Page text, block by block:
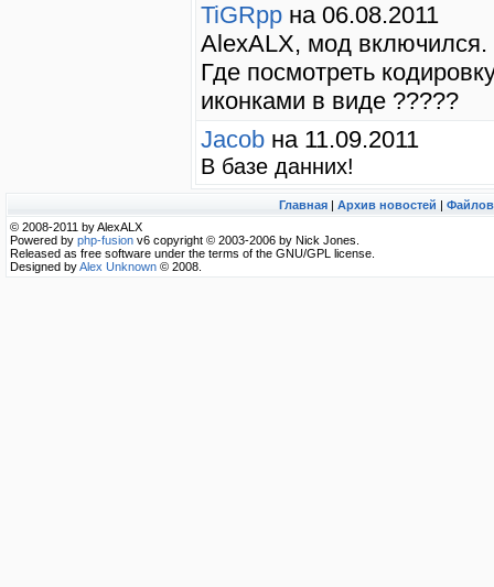
TiGRpp на 06.08.2011
AlexALX, мод включился.
Где посмотреть
иконками в виде ?????
Jacob на 11.09.2011
В базе данних!
Главная| Архив новостей |
© 2008-2011 by AlexALX
Powered by php-fusion v6 copyright © 2003-2006 by Nick Jones.
Released as free software under the terms of the GNU/GPL license.
Designed byAlex Unknown © 2008.